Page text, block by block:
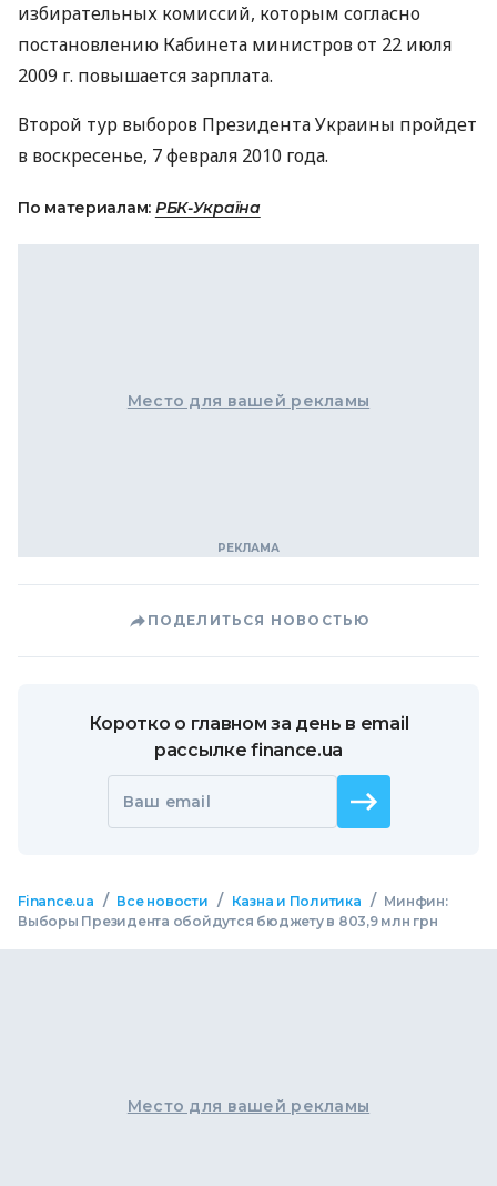
избирательных комиссий, которым согласно
постановлению Кабинета министров от 22 июля
2009 г. повышается зарплата.
Второй тур выборов Президента Украины пройдет
в воскресенье, 7 февраля 2010 года.
По материалам: РБК-Україна
Место для вашей рекламы
ПОДЕЛИТЬСЯ НОВОСТЬЮ
Коротко о главном за день в email
рассылке finance.ua
Ваш email
Finance.ua / Все новости / Казна и Политика / Минфин:
Выборы Президента обойдутся бюджету в 803,9 млн грн
Место для вашей рекламы